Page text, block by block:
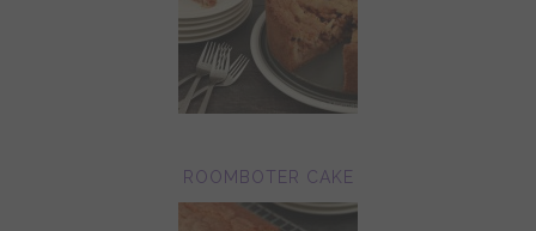
ROOMBOTER CAKE